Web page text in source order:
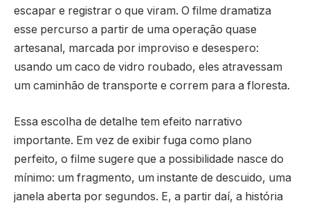
escapar e registrar o que viram. O filme dramatiza
esse percurso a partir de uma operação quase
artesanal, marcada por improviso e desespero:
usando um caco de vidro roubado, eles atravessam
um caminhão de transporte e correm para a floresta.
Essa escolha de detalhe tem efeito narrativo
importante. Em vez de exibir fuga como plano
perfeito, o filme sugere que a possibilidade nasce do
mínimo: um fragmento, um instante de descuido, uma
janela aberta por segundos. E, a partir daí, a história